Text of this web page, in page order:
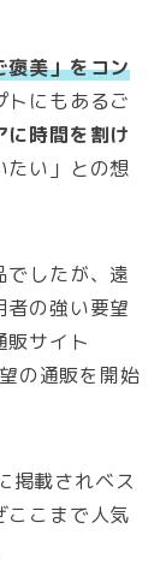
褒美」をコン
トにもあるご
に時間を割け
たい」との想
でしたが、遠
者の強い要望
販サイト
の通販を開始
掲載されベス
ここまで人気